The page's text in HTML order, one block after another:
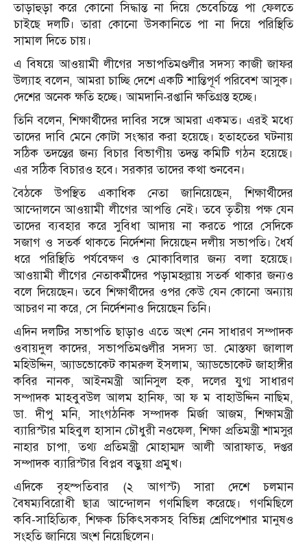
তাড়াহুড়া করে কোনো সিদ্ধান্ত না দিয়ে ভেবেচিন্তে পা ফেলতে
চাইছে দলটি। তারা কোনো উসকানিতে পা না দিয়ে পরিস্থিতি
সামাল দিতে চায়।
এ বিষয়ে আওয়ামী লীগের সভাপতিমণ্ডলীর সদস্য কাজী জাফর
উল্যাহ বলেন, আমরা চাচ্ছি দেশে একটি শান্তিপূর্ণ পরিবেশ আসুক।
দেশের অনেক ক্ষতি হচ্ছে। আমদানি-রপ্তানি ক্ষতিগ্রস্ত হচ্ছে।
তিনি বলেন, শিক্ষার্থীদের দাবির সঙ্গে আমরা একমত। এরই মধ্যে
তাদের দাবি মেনে কোটা সংস্কার করা হয়েছে। হতাহতের ঘটনায়
সঠিক তদন্তের জন্য বিচার বিভাগীয় তদন্ত কমিটি গঠন হয়েছে।
এর সঠিক বিচারও হবে। সরকার তাদের কথা শুনবেন।
বৈঠকে উপস্থিত একাধিক নেতা জানিয়েছেন, শিক্ষার্থীদের
আন্দোলনে আওয়ামী লীগের আপত্তি নেই। তবে তৃতীয় পক্ষ যেন
তাদের ব্যবহার করে সুবিধা আদায় না করতে পারে সেদিকে
সজাগ ও সতর্ক থাকতে নির্দেশনা দিয়েছেন দলীয় সভাপতি। ধৈর্য
ধরে পরিস্থিতি পর্যবেক্ষণ ও মোকাবিলার জন্য বলা হয়েছে।
আওয়ামী লীগের নেতাকর্মীদের পড়ামহল্লায় সতর্ক থাকার জন্যও
বলে দিয়েছেন। তবে শিক্ষার্থীদের ওপর কেউ যেন কোনো অন্যায়
আচরণ না করে, সে নির্দেশনাও দিয়েছেন তিনি।
এদিন দলটির সভাপতি ছাড়াও এতে অংশ নেন সাধারণ সম্পাদক
ওবায়দুল কাদের, সভাপতিমণ্ডলীর সদস্য ডা. মোস্তফা জালাল
মহিউদ্দিন, অ্যাডভোকেট কামরুল ইসলাম, অ্যাডভোকেট জাহাঙ্গীর
কবির নানক, আইনমন্ত্রী আনিসুল হক, দলের যুগ্ম সাধারণ
সম্পাদক মাহবুবউল আলম হানিফ, আ ফ ম বাহাউদ্দিন নাছিম,
ডা. দীপু মনি, সাংগঠনিক সম্পাদক মির্জা আজম, শিক্ষামন্ত্রী
ব্যারিস্টার মহিবুল হাসান চৌধুরী নওফেল, শিক্ষা প্রতিমন্ত্রী শামসুর
নাহার চাপা, তথ্য প্রতিমন্ত্রী মোহাম্মদ আলী আরাফাত, দপ্তর
সম্পাদক ব্যারিস্টার বিপ্লব বড়ুয়া প্রমুখ।
এদিকে বৃহস্পতিবার (২ আগস্ট) সারা দেশে চলমান
বৈষম্যবিরোধী ছাত্র আন্দোলন গণমিছিল করেছে। গণমিছিলে
কবি-সাহিত্যিক, শিক্ষক চিকিৎসকসহ বিভিন্ন শ্রেণিপেশার মানুষও
সংহতি জানিয়ে অংশ নিয়েছিলেন।